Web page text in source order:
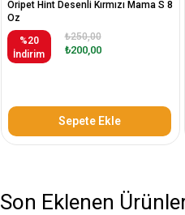
Oripet Hint Desenli Kırmızı Mama S 8
Oz
%20
İndirim
₺200,00
₺250,00
Sepete Ekle
Son Eklenen